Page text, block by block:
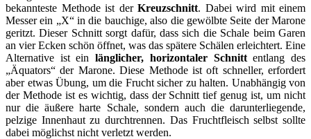
bekannteste Methode ist der Kreuzschnitt. Dabei wird mit einem
Messer ein „X“ in die bauchige, also die gewölbte Seite der Marone
geritzt. Dieser Schnitt sorgt dafür, dass sich die Schale beim Garen
an vier Ecken schön öffnet, was das spätere Schälen erleichtert. Eine
Alternative ist einlänglicher, horizontaler Schnittentlang des
„Äquators“ der Marone. Diese Methode ist oft schneller, erfordert
aber etwas Übung, um die Frucht sicher zu halten. Unabhängig von
der Methode ist es wichtig, dass der Schnitt tief genug ist, um nicht
nur die äußere harte Schale, sondern auch die darunterliegende,
pelzige Innenhaut zu durchtrennen. Das Fruchtfleisch selbst sollte
dabei möglichst nicht verletzt werden.